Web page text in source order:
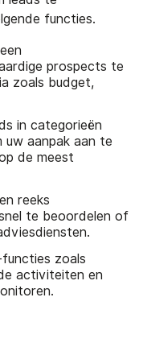
functies.
prospects te
zoals budget,
in categorieën
uw aanpak aan te
de meest
reeks
te beoordelen of
zoals
activiteiten en